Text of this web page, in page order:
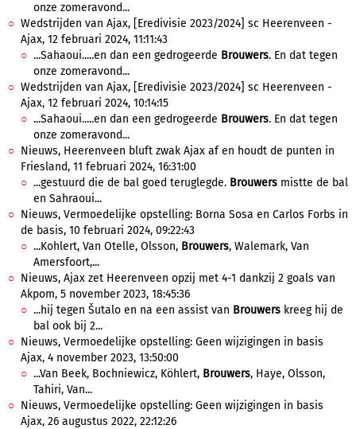
onze zomeravond...
Wedstrijden van Ajax, [Eredivisie 2023/2024] sc Heerenveen -
Ajax, 12 februari 2024, 11:11:43
...Sahaoui.....en dan een gedrogeerde Brouwers. En dat tegen
onze zomeravond...
Wedstrijden van Ajax, [Eredivisie 2023/2024] sc Heerenveen -
Ajax, 12 februari 2024, 10:14:15
...Sahaoui.....en dan een gedrogeerde Brouwers. En dat tegen
onze zomeravond...
Nieuws, Heerenveen bluft zwak Ajax af en houdt de punten in
Friesland, 11 februari 2024, 16:31:00
...gestuurd die de bal goed teruglegde. Brouwers mistte de bal
en Sahraoui...
Nieuws, Vermoedelijke opstelling: Borna Sosa en Carlos Forbs in
de basis, 10 februari 2024, 09:22:43
...Kohlert, Van Otelle, Olsson, Brouwers, Walemark, Van
Amersfoort,...
Nieuws, Ajax zet Heerenveen opzij met 4-1 dankzij 2 goals van
Akpom, 5 november 2023, 18:45:36
...hij tegen Šutalo en na een assist van Brouwers kreeg hij de
bal ook bij 2...
Nieuws, Vermoedelijke opstelling: Geen wijzigingen in basis
Ajax, 4 november 2023, 13:50:00
...Van Beek, Bochniewicz, Köhlert, Brouwers, Haye, Olsson,
Tahiri, Van...
Nieuws, Vermoedelijke opstelling: Geen wijzigingen in basis
Ajax, 26 augustus 2022, 22:12:26